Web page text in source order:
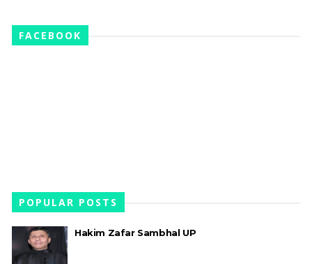
FACEBOOK
POPULAR POSTS
Hakim Zafar Sambhal UP